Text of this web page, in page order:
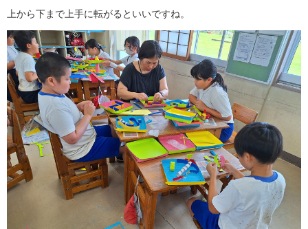
上から下まで上手に転がるといいですね。